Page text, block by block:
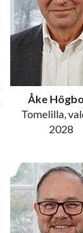
Åke
Tomelilla,
2028